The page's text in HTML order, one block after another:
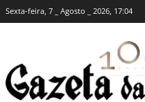
Sexta-feira, 7 _ Agosto _ 2026, 17:04